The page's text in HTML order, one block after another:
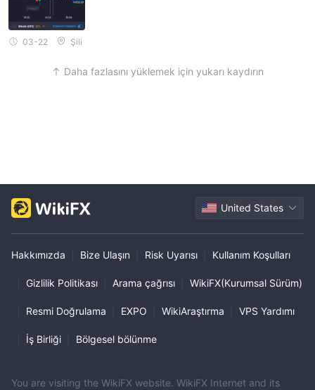
03-22 Şili
Daha fazlasını yüklemek için yukarı kaydırın
United States
Hakkımızda Bize Ulaşın Risk Uyarısı Kullanım Koşulları
Gizlilik Politikası Arama çağrısı WikiFX(Kurumsal Sürüm)
Resmi Doğrulama EXPO WikiAraştırma VPS Yardımı
İş Birliği Bölgesel bölünme
You are visiting the WikiFX website. WikiFX Internet and its